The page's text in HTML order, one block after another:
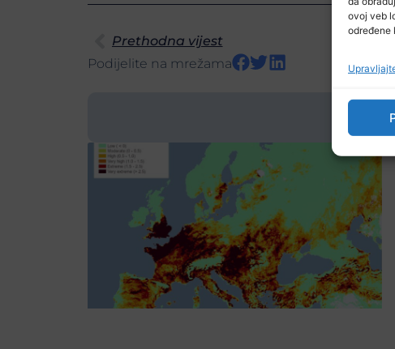
ovoj veb
određene
Prethodna vijest
Podijelite na mrežama